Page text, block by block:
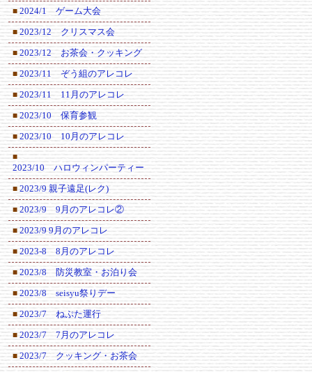
■ 2024/1 ゲーム大会
■ 2023/12 クリスマス会
■ 2023/12 お茶会・クッキング
■ 2023/11 ぞう組のアレコレ
■ 2023/11 11月のアレコレ
■ 2023/10 保育参観
■ 2023/10 10月のアレコレ
■
2023/10 ハロウィンパーティー
■ 2023/9 親子遠足(レク)
■ 2023/9 9月のアレコレ②
■ 2023/9 9月のアレコレ
■ 2023-8 8月のアレコレ
■ 2023/8 防災教室・お泊り会
■ 2023/8 seisyu祭りデー
■ 2023/7 ねぷた運行
■ 2023/7 7月のアレコレ
■ 2023/7 クッキング・お茶会